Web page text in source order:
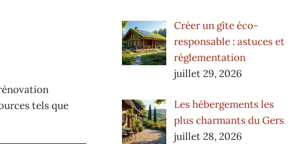
tels que
Créer un gîte éco-
responsable : astuces et
réglementation
juillet 29, 2026
Les hébergements les
plus charmants du Gers
juillet 28, 2026